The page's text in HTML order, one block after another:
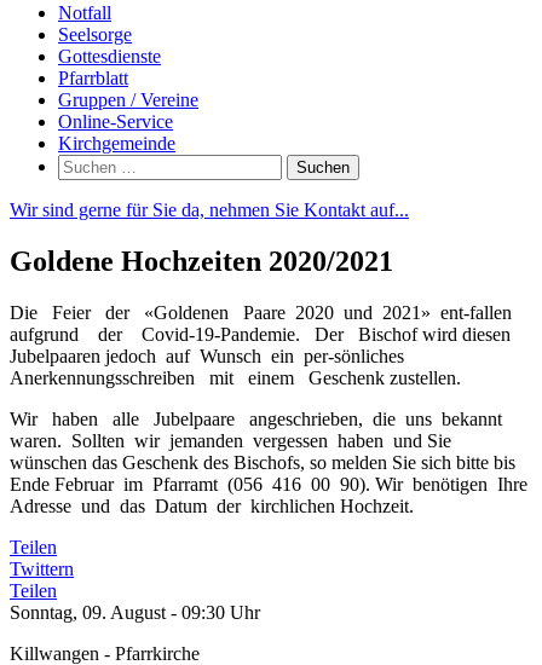
Notfall
Seelsorge
Gottesdienste
Pfarrblatt
Gruppen / Vereine
Online-Service
Kirchgemeinde
Suchen
nach:
Wir sind gerne für Sie da, nehmen Sie Kontakt auf...
Goldene Hochzeiten 2020/2021
Die Feier der «Goldenen Paare 2020 und 2021» ent-fallen
aufgrund der Covid-19-Pandemie. Der Bischof wird diesen
Jubelpaaren jedoch auf Wunsch ein per-sönliches
Anerkennungsschreiben mit einem Geschenk zustellen.
Wir haben alle Jubelpaare angeschrieben, die uns bekannt
waren. Sollten wir jemanden vergessen haben und Sie
wünschen das Geschenk des Bischofs, so melden Sie sich bitte bis
Ende Februar im Pfarramt (056 416 00 90). Wir benötigen Ihre
Adresse und das Datum der kirchlichen Hochzeit.
Teilen
Twittern
Teilen
Sonntag, 09. August - 09:30 Uhr
Killwangen - Pfarrkirche